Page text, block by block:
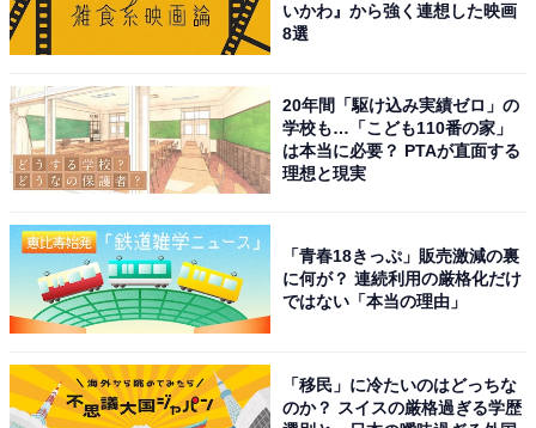
※掲載されている情報は記事公開時のものです。あらか
じめご了承ください。
また、記事中の宿泊プランを予約すると、売上の一部が
オールアバウトに還元されることがあります。
この記事の執筆者：
いもの部
Amazonのセール商品から売れ筋ランキングまで、毎日のお買いも
のがもっと楽しく、もっとお得になる情報をお届け。編集部員によ
る独自レビューなど、ここでしか手に入らない情報も満載です。
いかわ』から強く連想した映画
8選
20年間「駆け込み実績ゼロ」の
学校も…「こども110番の家」
は本当に必要？ PTAが直面する
理想と現実
「青春18きっぷ」販売激減の裏
に何が？ 連続利用の厳格化だけ
ではない「本当の理由」
「移民」に冷たいのはどっちな
のか？ スイスの厳格過ぎる学歴